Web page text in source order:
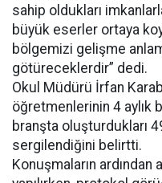
sahip oldukları
büyük eserler ortaya
bölgemizi gelişme
götüreceklerdir” dedi.
Okul Müdürü İrfan
öğretmenlerinin 4 aylık
branşta oluşturdukları
sergilendiğini belirtti.
Konuşmaların ardından